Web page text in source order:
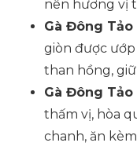
nên hương vị
Gà Đông
giòn được
than hồng,
Gà Đông Tảo
thấm vị, hòa
chanh, ăn